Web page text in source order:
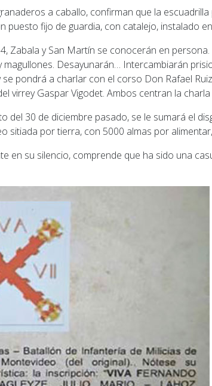
a caballo, confirman que la
puesto fijo de guardia, con catalejo, instalado
Zabala y San Martín se conocerán en
magullones. Desayunarán… Intercambiarán
pondrá a charlar con el corso Don Rafael
virrey Gaspar Vigodet. Ambos centran la
del 30 de diciembre pasado, se le sumará el
sitiada por tierra, con 5000 almas por
en su silencio, comprende que ha sido una